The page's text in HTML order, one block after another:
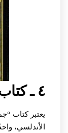
٤ ـ كتاب جمهرة أنساب العرب
يعتبر كتاب
الأندلسي،